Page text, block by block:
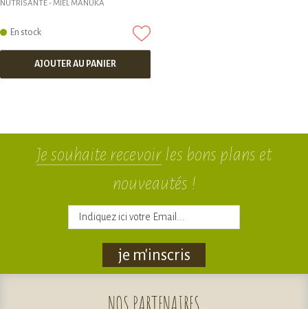
NUTRISANTÉ - MIEL MANUKA
En stock
AJOUTER AU PANIER
Je souhaite recevoirles bons plans et
nouveautés !
je m'inscris
NOS PARTENAIRES